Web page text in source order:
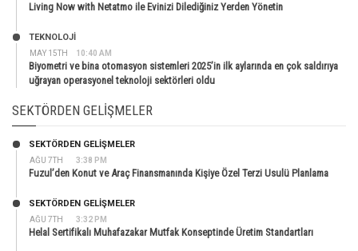
Living Now with Netatmo ile Evinizi Dilediğiniz Yerden Yönetin
MAY 15TH 10:40 AM
TEKNOLOJİ
Biyometri ve bina otomasyon sistemleri 2025’in ilk aylarında en çok saldırıya
uğrayan operasyonel teknoloji sektörleri oldu
SEKTÖRDEN GELIŞMELER
AĞU 7TH 3:38 PM
SEKTÖRDEN GELIŞMELER
Fuzul’den Konut ve Araç Finansmanında Kişiye Özel Terzi Usulü Planlama
AĞU 7TH 3:32 PM
SEKTÖRDEN GELIŞMELER
Helal Sertifikalı Muhafazakar Mutfak Konseptinde Üretim Standartları